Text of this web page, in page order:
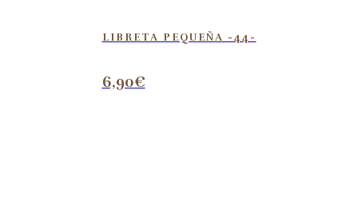
LIBRETA PEQUEÑA -44-
6,90€